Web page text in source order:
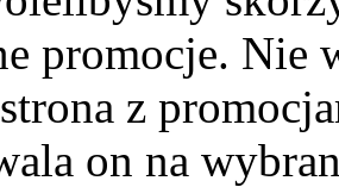
promocje. Nie
z
on na